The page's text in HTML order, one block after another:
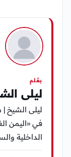
بقلم
ليلى
ليلى
في «اليمن
الداخلية